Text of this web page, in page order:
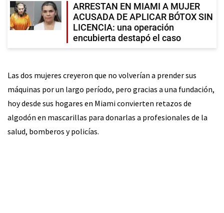
ARRESTAN EN MIAMI A MUJER
ACUSADA DE APLICAR BÓTOX SIN
LICENCIA: una operación
encubierta destapó el caso
Las dos mujeres creyeron que no volverían a prender sus
máquinas por un largo período, pero gracias a una fundación,
hoy desde sus hogares en Miami convierten retazos de
algodón en mascarillas para donarlas a profesionales de la
salud, bomberos y policías.